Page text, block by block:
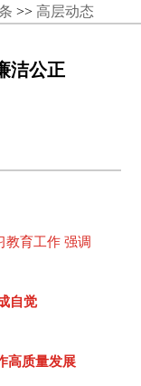
>> 高层动态
洁公正
教育工作 强调
自觉
高质量发展